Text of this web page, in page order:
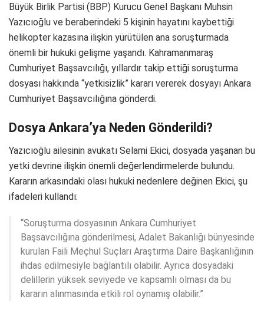
Büyük Birlik Partisi (BBP) Kurucu Genel Başkanı Muhsin
Yazıcıoğlu ve beraberindeki 5 kişinin hayatını kaybettiği
helikopter kazasına ilişkin yürütülen ana soruşturmada
önemli bir hukuki gelişme yaşandı. Kahramanmaraş
Cumhuriyet Başsavcılığı, yıllardır takip ettiği soruşturma
dosyası hakkında “yetkisizlik” kararı vererek dosyayı Ankara
Cumhuriyet Başsavcılığına gönderdi.
Dosya Ankara’ya Neden Gönderildi?
Yazıcıoğlu ailesinin avukatı Selami Ekici, dosyada yaşanan bu
yetki devrine ilişkin önemli değerlendirmelerde bulundu.
Kararın arkasındaki olası hukuki nedenlere değinen Ekici, şu
ifadeleri kullandı:
“Soruşturma dosyasının Ankara Cumhuriyet
Başsavcılığına gönderilmesi, Adalet Bakanlığı bünyesinde
kurulan Faili Meçhul Suçları Araştırma Daire Başkanlığının
ihdas edilmesiyle bağlantılı olabilir. Ayrıca dosyadaki
delillerin yüksek seviyede ve kapsamlı olması da bu
kararın alınmasında etkili rol oynamış olabilir.”